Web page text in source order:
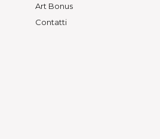
Art Bonus
Contatti